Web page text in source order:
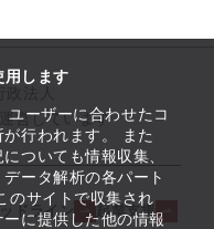
用します
ユーザーに合わせたコ
行われます。 また
ついても情報収集、
ータ解析の各パート
のサイトで収集され
に提供した他の情報
営しています
ドライン
起業支援